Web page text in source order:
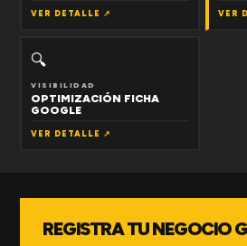
VER DETALLE ↗ VER
🔍
VISIBILIDAD
OPTIMIZACIÓN FICHA
GOOGLE
VER DETALLE ↗
REGISTRA TU NEGOCIO